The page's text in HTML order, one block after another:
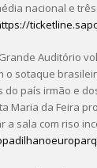
nacional e
Auditório
o sotaque
do país irmão e
Maria da Feira
a sala com riso